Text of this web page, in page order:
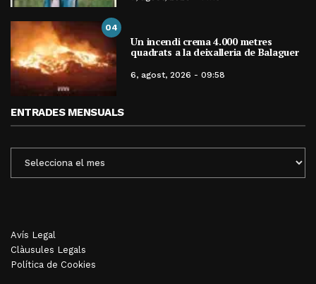
04
Un incendi crema 4.000 metres
quadrats a la deixalleria de Balaguer
6, agost, 2026 - 09:58
ENTRADES MENSUALS
MENSUALS
Avís Legal
Clàusules Legals
Política de Cookies